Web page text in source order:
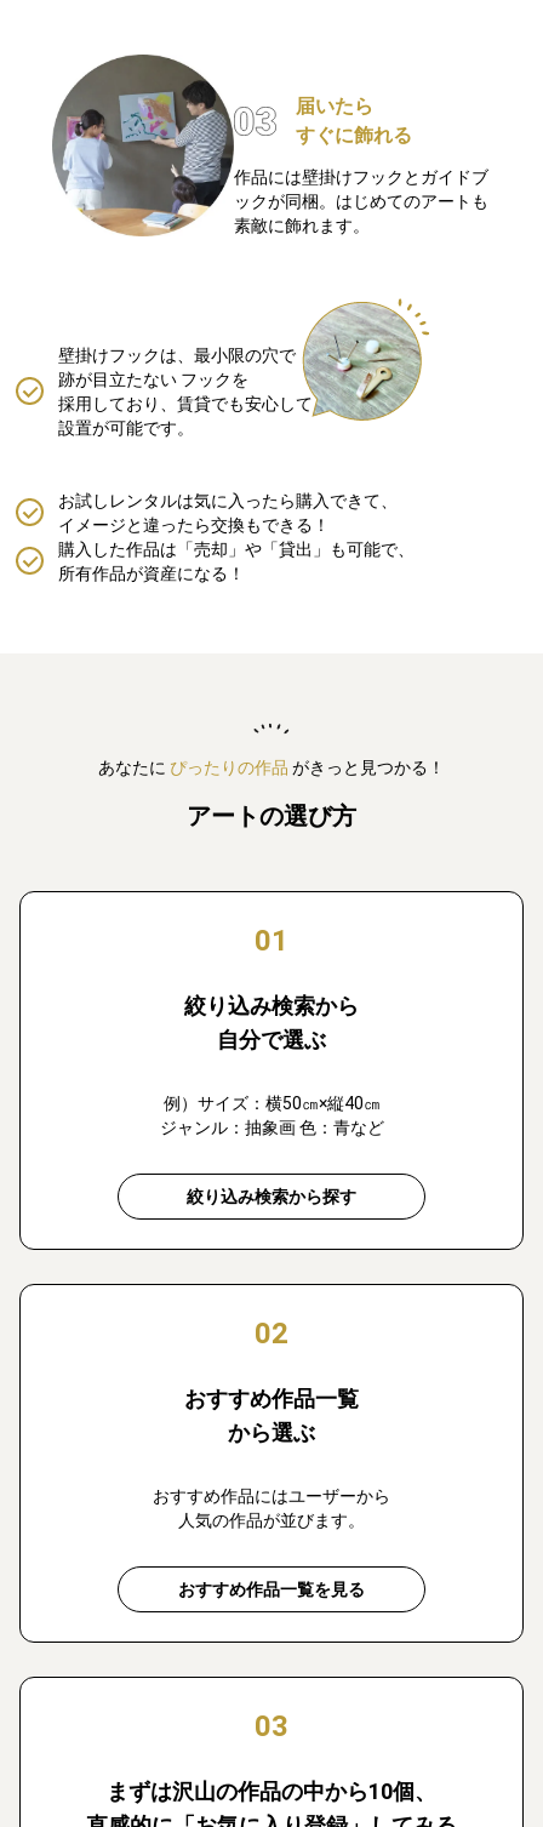
届いたら
すぐに飾れる
作品には壁掛けフックとガイドブ
ックが同梱。はじめてのアートも
素敵に飾れます。
壁掛けフックは、最小限の穴で
跡が目立たない フックを
採用しており、賃貸でも安心して
設置が可能です。
購入した作品は「売却」や「貸出」も可能で、
所有作品が資産になる！
お試しレンタルは気に入ったら購入できて、
イメージと違ったら交換もできる！
あなたに ぴったりの作品 がきっと見つかる！
アートの選び方
01
絞り込み検索から
自分で選ぶ
例）サイズ：横50㎝×縦40㎝
ジャンル：抽象画 色：青など
絞り込み検索から探す
02
おすすめ作品一覧
から選ぶ
おすすめ作品にはユーザーから
人気の作品が並びます。
おすすめ作品一覧を見る
03
まずは沢山の作品の中から10個、